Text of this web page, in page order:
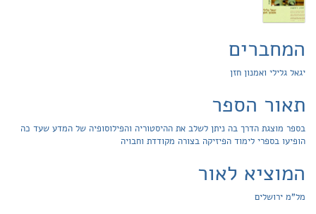
המחברים
יגאל גלילי ואמנון חזן
תאור הספר
בספר מוצגת הדרך בה ניתן לשלב את ההיסטוריה והפילוסופיה של המדע שעד כה
הופיעו בספרי לימוד הפיזיקה בצורה מקודדת וחבויה
המוציא לאור
מל"מ ירושלים